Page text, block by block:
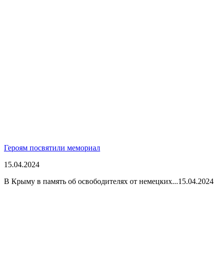
Героям посвятили мемориал
15.04.2024
В Крыму в память об освободителях от немецких...15.04.2024